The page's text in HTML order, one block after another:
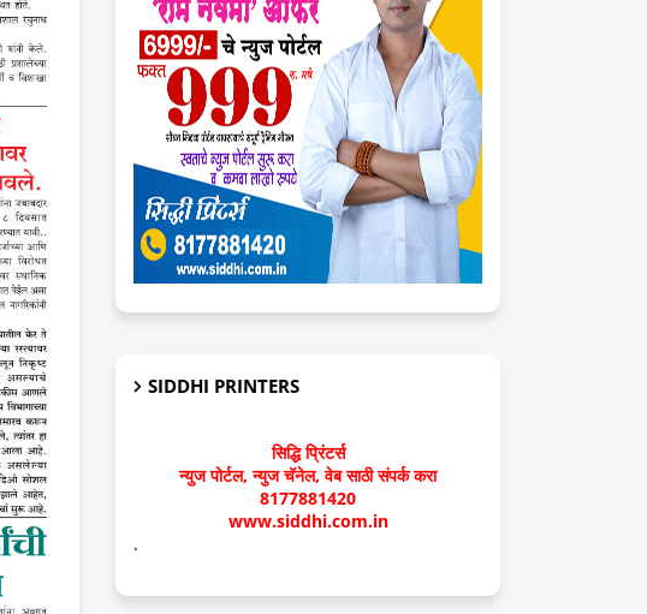
SIDDHI PRINTERS
सिद्धि प्रिंटर्स
न्युज पोर्टल, न्युज चॅनेल, वेब साठी संपर्क करा
8177881420
www.siddhi.com.in
.